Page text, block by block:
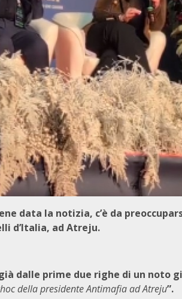
data la notizia, c’è da
d’Italia, ad Atreju.
dalle prime due righe di un noto
della presidente Antimafia ad Atreju”.